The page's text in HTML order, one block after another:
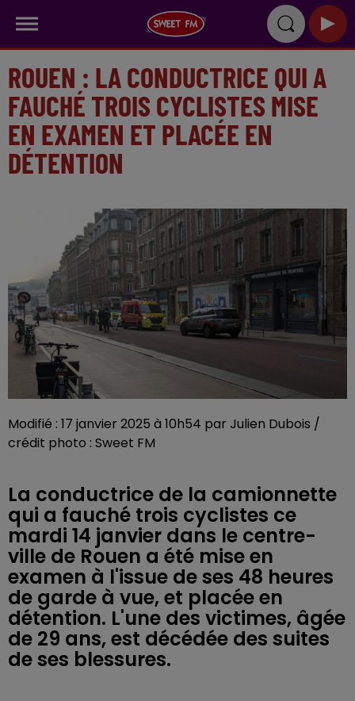
ROUEN : LA CONDUCTRICE QUI A
FAUCHÉ TROIS CYCLISTES MISE
EN EXAMEN ET PLACÉE EN
DÉTENTION
Modifié : 17 janvier 2025 à 10h54 par Julien Dubois /
crédit photo : Sweet FM
La conductrice de la camionnette
qui a fauché trois cyclistes ce
mardi 14 janvier dans le centre-
ville de Rouen a été mise en
examen à l'issue de ses 48 heures
de garde à vue, et placée en
détention. L'une des victimes, âgée
de 29 ans, est décédée des suites
de ses blessures.